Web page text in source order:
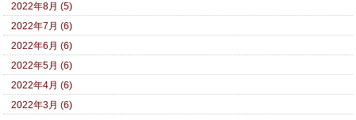
2022年8月 (5)
2022年7月 (6)
2022年6月 (6)
2022年5月 (6)
2022年4月 (6)
2022年3月 (6)